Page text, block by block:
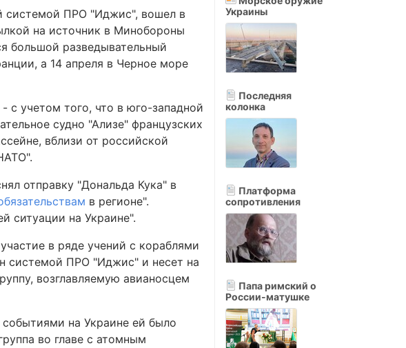
системой ПРО "Иджис", вошел в
на источник в Минобороны
большой разведывательный
а 14 апреля в Черное море
с учетом того, что в юго-западной
судно "Ализе" французских
вблизи от российской
отправку "Дональда Кука" в
в регионе".
ситуации на Украине".
в ряде учений с кораблями
системой ПРО "Иджис" и несет на
возглавляемую авианосцем
событиями на Украине ей было
во главе с атомным
Украины
Последняя
колонка
Платформа
сопротивления
Папа римский о
России-матушке